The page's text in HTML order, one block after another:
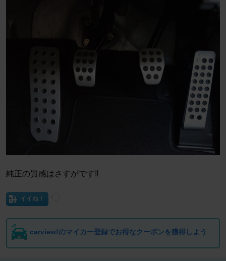
純正の質感はさすがです‼️
イイね！
carview!のマイカー登録でお得なクーポンを獲得しよう